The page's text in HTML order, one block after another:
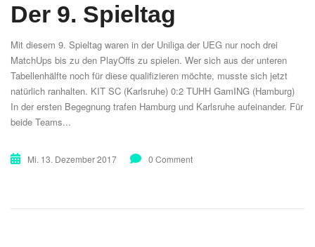
Der 9. Spieltag
Mit diesem 9. Spieltag waren in der Uniliga der UEG nur noch drei
MatchUps bis zu den PlayOffs zu spielen. Wer sich aus der unteren
Tabellenhälfte noch für diese qualifizieren möchte, musste sich jetzt
natürlich ranhalten. KIT SC (Karlsruhe) 0:2 TUHH GamING (Hamburg)
In der ersten Begegnung trafen Hamburg und Karlsruhe aufeinander. Für
beide Teams...
Mi. 13. Dezember 2017 0 Comment